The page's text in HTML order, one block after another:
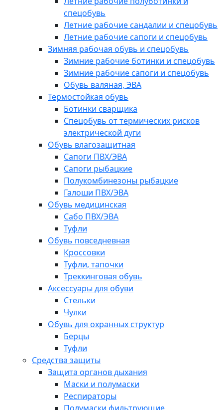
спецобувь
Летние рабочие сандалии и спецобувь
Летние рабочие сапоги и спецобувь
Зимняя рабочая обувь и спецобувь
Зимние рабочие ботинки и спецобувь
Зимние рабочие сапоги и спецобувь
Обувь валяная, ЭВА
Термостойкая обувь
Ботинки сварщика
Спецобувь от термических рисков
электрической дуги
Обувь влагозащитная
Сапоги ПВХ/ЭВА
Сапоги рыбацкие
Полукомбинезоны рыбацкие
Галоши ПВХ/ЭВА
Обувь медицинская
Сабо ПВХ/ЭВА
Туфли
Обувь повседневная
Кроссовки
Туфли, тапочки
Треккинговая обувь
Аксессуары для обуви
Стельки
Чулки
Обувь для охранных структур
Берцы
Туфли
Средства защиты
Защита органов дыхания
Маски и полумаски
Респираторы